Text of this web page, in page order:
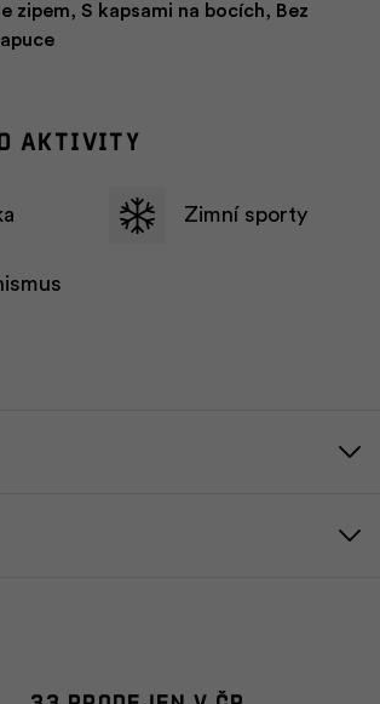
zipem, S kapsami na bocích, Bez
aktivity
Zimní sporty